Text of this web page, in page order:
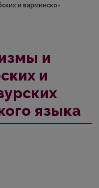
и варминско-
и
и
языка